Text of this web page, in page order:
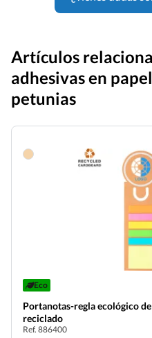
Artículos
adhesivas en
petunias
Eco
Portanotas-regla ecológico
reciclado
Ref. 886400